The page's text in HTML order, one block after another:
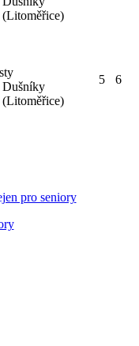
(Litoměřice)
Dušníky
(Litoměřice)
5 6
pro seniory